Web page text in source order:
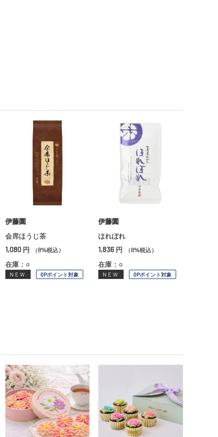
伊藤園
会席ほうじ茶
1,080 円 （8%税込）
在庫：○
NEW OPポイント対象
伊藤園
ほれぼれ
1,836 円 （8%税込）
在庫：○
NEW OPポイント対象